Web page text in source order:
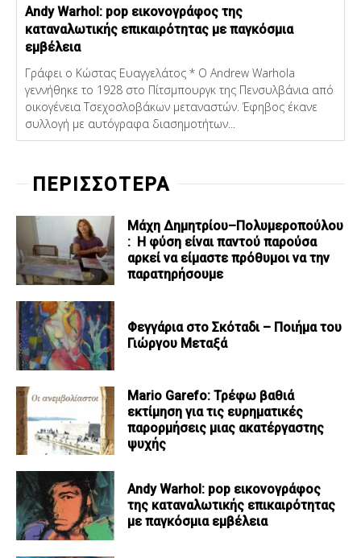
Andy Warhol: pop εικονογράφος της
καταναλωτικής επικαιρότητας με παγκόσμια
εμβέλεια
Γράφει ο Κώστας Ευαγγελάτος * Ο Andrew Warhola
γεννήθηκε το 1928 στο Πίτσμπουργκ της Πενσυλβάνια από
οικογένεια Τσεχοσλοβάκων μεταναστών. Έφηβος έκανε
συλλογή με αυτόγραφα διασημοτήτων...
ΠΕΡΙΣΣΟΤΕΡΑ
Μάχη Δημητρίου–Πολυμεροπούλου
: Η φύση είναι παντού παρούσα
αρκεί να είμαστε πρόθυμοι να την
παρατηρήσουμε
Φεγγάρια στο Σκόταδι – Ποιήμα του
Γιώργου Μεταξά
Mario Garefo: Τρέφω βαθιά
εκτίμηση για τις ευρηματικές
παρορμήσεις μιας ακατέργαστης
ψυχής
Andy Warhol: pop εικονογράφος
της καταναλωτικής επικαιρότητας
με παγκόσμια εμβέλεια